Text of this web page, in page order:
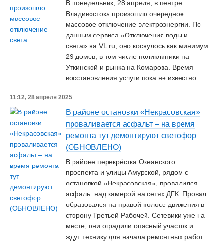
В понедельник, 28 апреля, в центре
Владивостока произошло очередное
массовое отключение электроэнергии. По
данным сервиса «Отключения воды и
света» на VL.ru, оно коснулось как минимум
29 домов, в том числе поликлиники на
Уткинской и рынка на Комарова. Время
восстановления услуги пока не известно.
11:12, 28 апреля 2025
В районе остановки «Некрасовская»
проваливается асфальт – на время
ремонта тут демонтируют светофор
(ОБНОВЛЕНО)
В районе перекрёстка Океанского
проспекта и улицы Амурской, рядом с
остановкой «Некрасовская», провалился
асфальт над камерой на сетях ДГК. Провал
образовался на правой полосе движения в
сторону Третьей Рабочей. Сетевики уже на
месте, они оградили опасный участок и
ждут технику для начала ремонтных работ.